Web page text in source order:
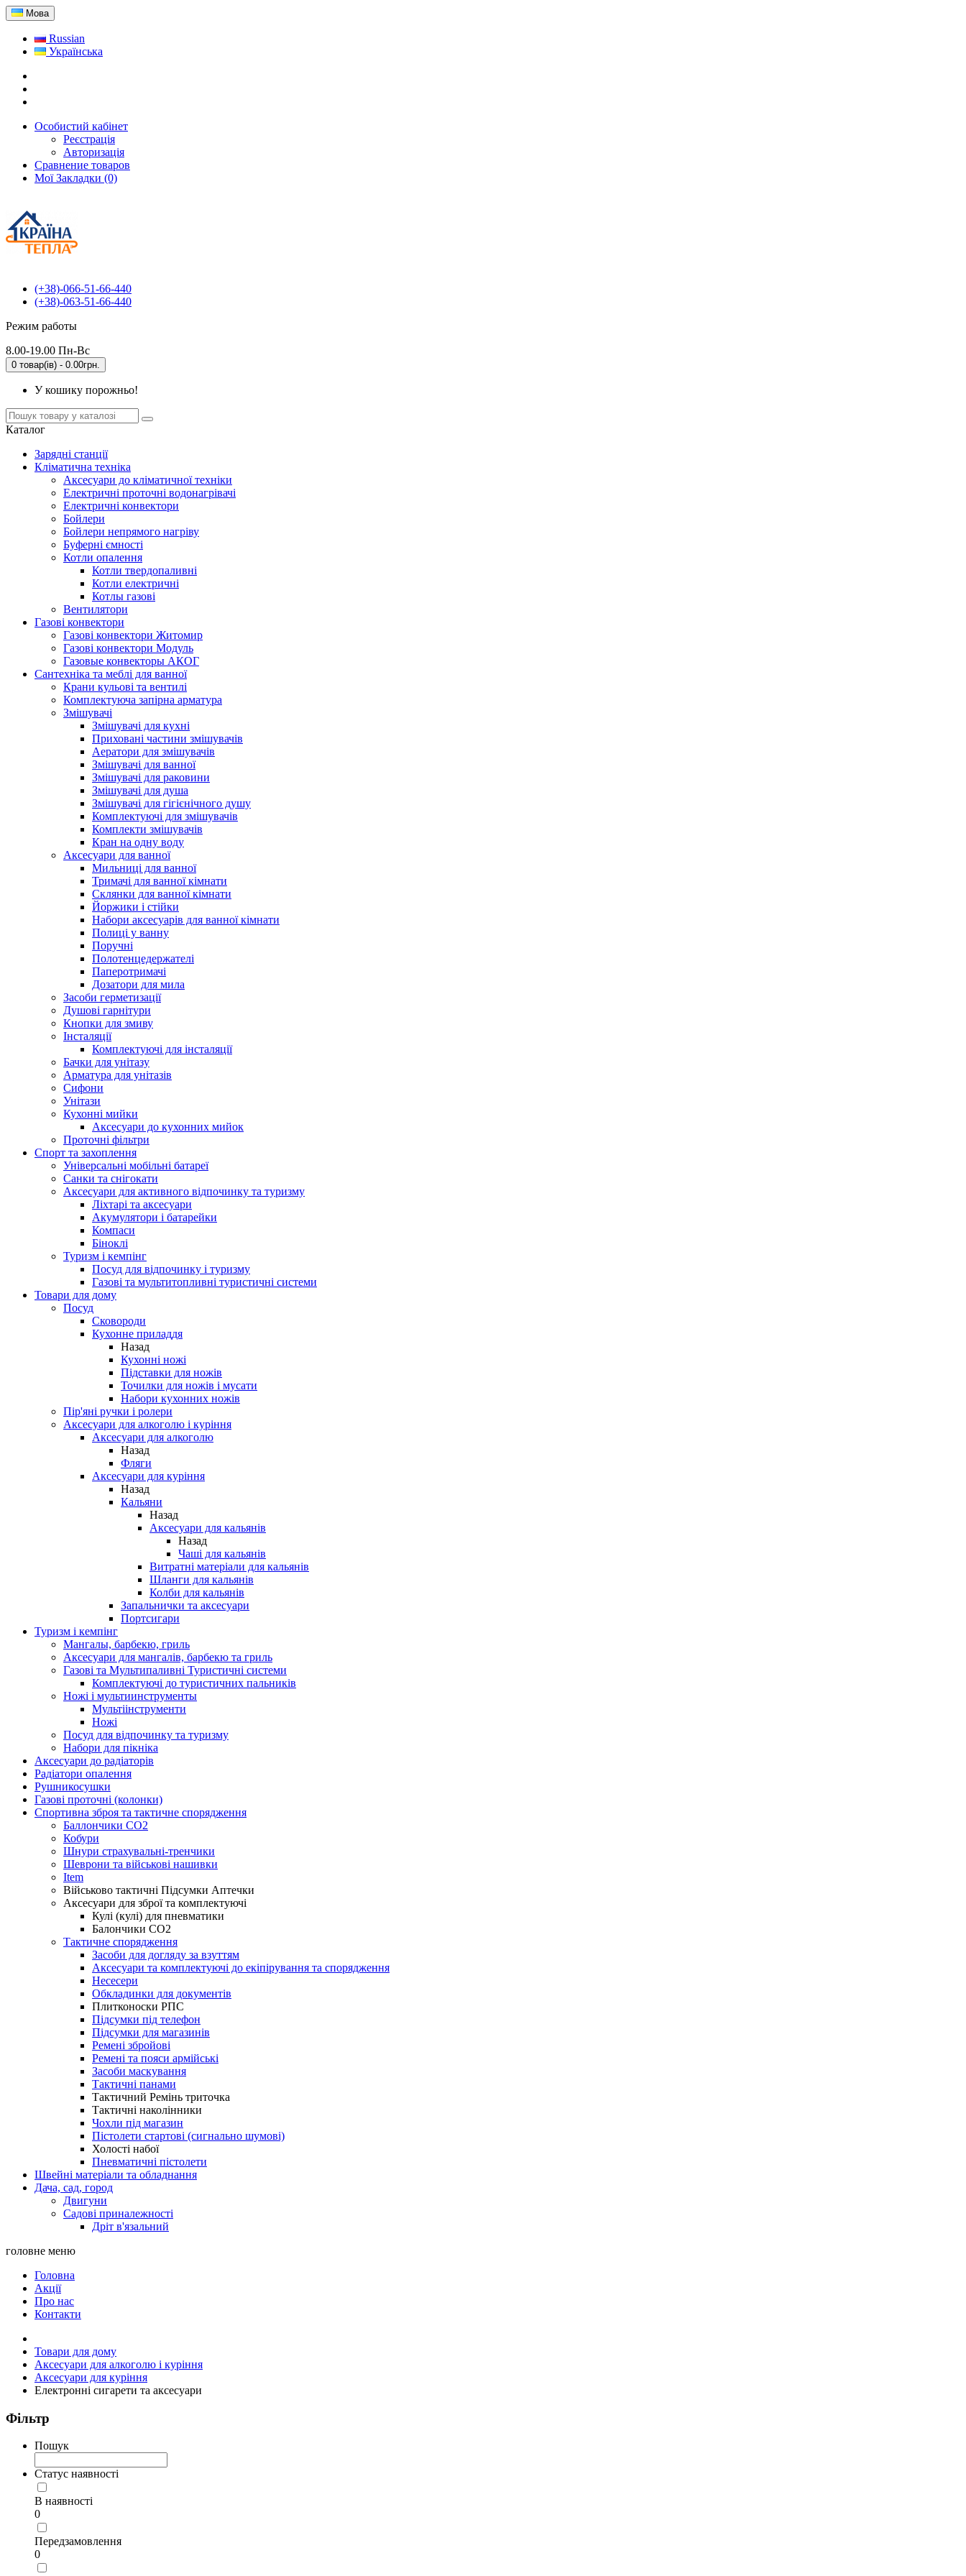
Мова
Russian
Українська
Особистий кабінет
Реєстрація
Авторизація
Сравнение товаров
Мої Закладки (0)
(+38)-066-51-66-440
(+38)-063-51-66-440
Режим работы
8.00-19.00 Пн-Вс
0 товар(ів) - 0.00грн.
У кошику порожньо!
Каталог
Зарядні станції
Кліматична техніка
Аксесуари до кліматичної техніки
Електричні проточні водонагрівачі
Електричні конвектори
Бойлери
Бойлери непрямого нагріву
Буферні ємності
Котли опалення
Котли твердопаливні
Котли електричні
Котлы газові
Вентилятори
Газові конвектори
Газові конвектори Житомир
Газові конвектори Модуль
Газовые конвекторы АКОГ
Сантехніка та меблі для ванної
Крани кульові та вентилі
Комплектуюча запірна арматура
Змішувачі
Змішувачі для кухні
Приховані частини змішувачів
Аератори для змішувачів
Змішувачі для ванної
Змішувачі для раковини
Змішувачі для душа
Змішувачі для гігієнічного душу
Комплектуючі для змішувачів
Комплекти змішувачів
Кран на одну воду
Аксесуари для ванної
Мильниці для ванної
Тримачі для ванної кімнати
Склянки для ванної кімнати
Йоржики і стійки
Набори аксесуарів для ванної кімнати
Полиці у ванну
Поручні
Полотенцедержателі
Паперотримачі
Дозатори для мила
Засоби герметизації
Душові гарнітури
Кнопки для змиву
Інсталяції
Комплектуючі для інсталяції
Бачки для унітазу
Арматура для унітазів
Сифони
Унітази
Кухонні мийки
Аксесуари до кухонних мийок
Проточні фільтри
Спорт та захоплення
Універсальні мобільні батареї
Санки та снігокати
Аксесуари для активного відпочинку та туризму
Ліхтарі та аксесуари
Акумулятори і батарейки
Компаси
Біноклі
Туризм і кемпінг
Посуд для відпочинку і туризму
Газові та мультитопливні туристичні системи
Товари для дому
Посуд
Сковороди
Кухонне приладдя
Назад
Кухонні ножі
Підставки для ножів
Точилки для ножів і мусати
Набори кухонних ножів
Пір'яні ручки і ролери
Аксесуари для алкоголю і куріння
Аксесуари для алкоголю
Назад
Фляги
Аксесуари для куріння
Назад
Кальяни
Назад
Аксесуари для кальянів
Назад
Чаші для кальянів
Витратні матеріали для кальянів
Шланги для кальянів
Колби для кальянів
Запальнички та аксесуари
Портсигари
Туризм і кемпінг
Мангалы, барбекю, гриль
Аксесуари для мангалів, барбекю та гриль
Газові та Мультипаливні Туристичні системи
Комплектуючі до туристичних пальників
Ножі і мультиинструменты
Мультіінструменти
Ножі
Посуд для відпочинку та туризму
Набори для пікніка
Аксесуари до радіаторів
Радіатори опалення
Рушникосушки
Газові проточні (колонки)
Спортивна зброя та тактичне спорядження
Баллончики CO2
Кобури
Шнури страхувальні-тренчики
Шеврони та військові нашивки
Item
Військово тактичні Підсумки Аптечки
Аксесуари для зброї та комплектуючі
Кулі (кулі) для пневматики
Балончики CO2
Тактичне спорядження
Засоби для догляду за взуттям
Аксесуари та комплектуючі до екіпірування та спорядження
Несесери
Обкладинки для документів
Плитконоски РПС
Підсумки під телефон
Підсумки для магазинів
Ремені збройові
Ремені та пояси армійські
Засоби маскування
Тактичні панами
Тактичний Ремінь триточка
Тактичні наколінники
Чохли під магазин
Пістолети стартові (сигнально шумові)
Холості набої
Пневматичні пістолети
Швейні матеріали та обладнання
Дача, сад, город
Двигуни
Садові приналежності
Дріт в'язальний
головне меню
Головна
Акції
Про нас
Контакти
Товари для дому
Аксесуари для алкоголю і куріння
Аксесуари для куріння
Електронні сигарети та аксесуари
Фільтр
Пошук
Статус наявності
В наявності
0
Передзамовлення
0